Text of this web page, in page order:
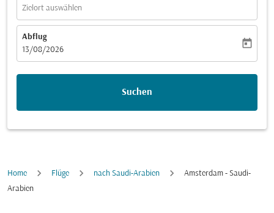
Zielort auswählen
Abflug
fc-booking-departure-date-aria-label
13/08/2026
today
Suchen
Home Flüge nach Saudi-Arabien
Amsterdam - Saudi-
Arabien